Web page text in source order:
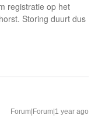
registratie op het
Storing duurt dus
Forum|Forum|1 year ago